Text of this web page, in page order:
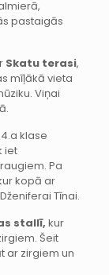
pastaigās
Skatu terasi,
mīļākā vieta
Viņai
klase
iet
Pa
kopā ar
Tīnai.
stallī, kur
Šeit
ar zirgiem un